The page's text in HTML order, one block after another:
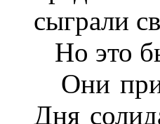
сыграли
Но это
Они
Дня